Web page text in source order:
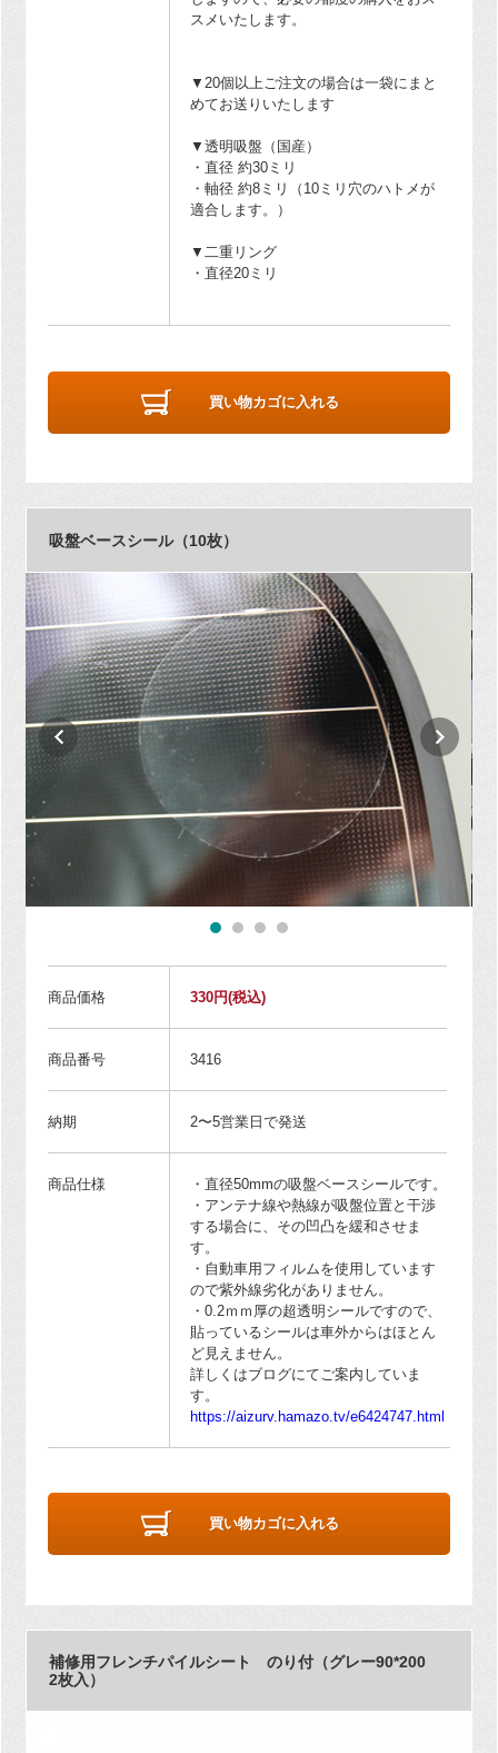
スメいたします。
▼20個以上ご注文の場合は一袋にまと
めてお送りいたします
▼透明吸盤（国産）
・直径 約30ミリ
・軸径 約8ミリ（10ミリ穴のハトメが
適合します。）
▼二重リング
・直径20ミリ
買い物カゴに入れる
吸盤ベースシール（10枚）
商品価格 330円(税込)
商品番号 3416
納期 2〜5営業日で発送
商品仕様
・直径50mmの吸盤ベースシールです。
・アンテナ線や熱線が吸盤位置と干渉
する場合に、その凹凸を緩和させま
す。
・自動車用フィルムを使用しています
ので紫外線劣化がありません。
・0.2ｍｍ厚の超透明シールですので、
貼っているシールは車外からはほとん
ど見えません。
詳しくはブログにてご案内していま
す。
https://aizurv.hamazo.tv/e6424747.html
買い物カゴに入れる
補修用フレンチパイルシート のり付（グレー90*200
2枚入）